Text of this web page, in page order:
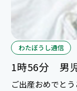
わたぼうし通信
1時56分 男
ご出産おめでとうございます